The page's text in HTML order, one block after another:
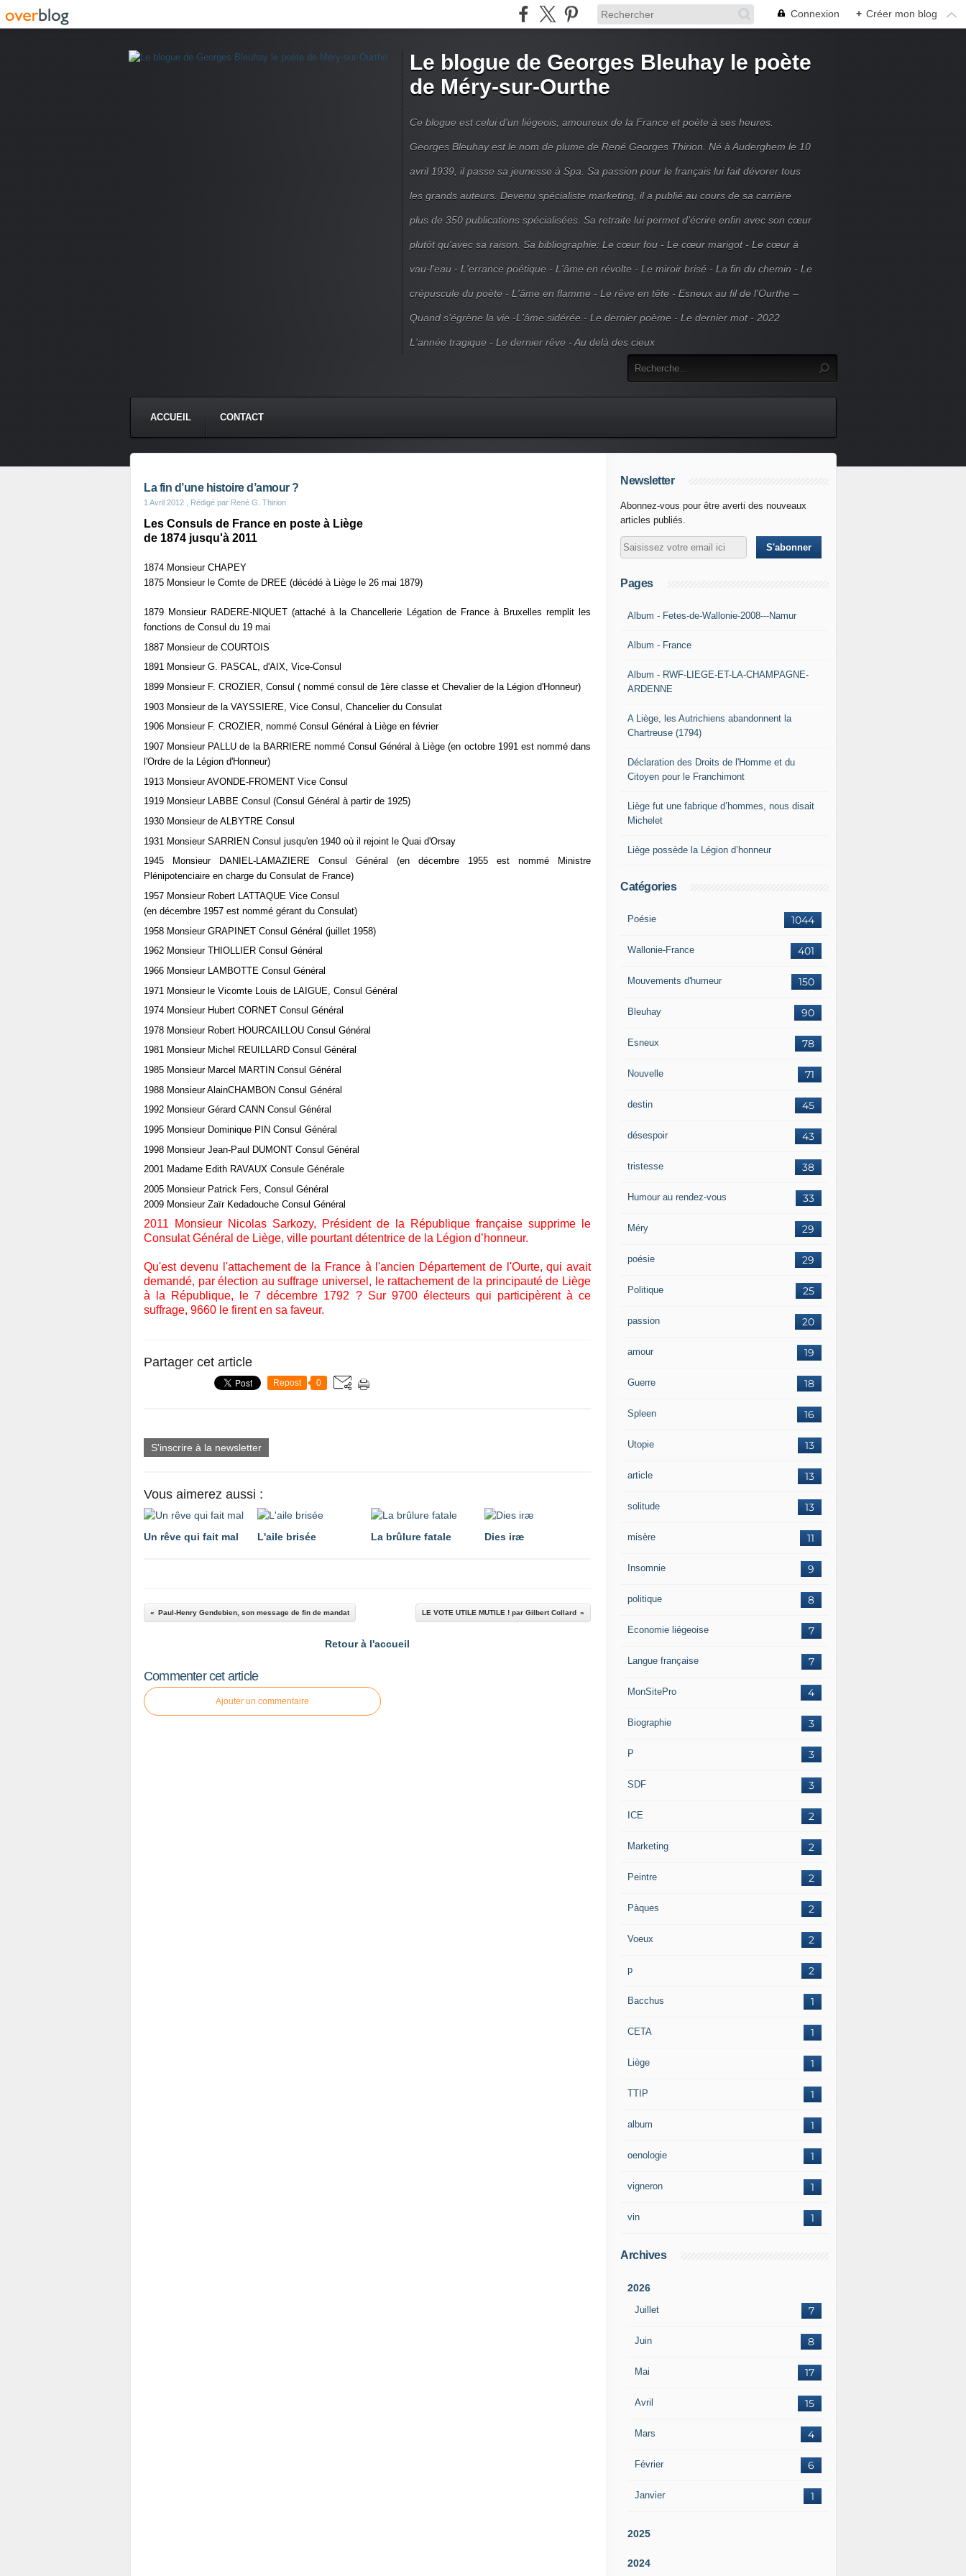
Connexion + Créer mon blog
Le blogue de Georges Bleuhay le poète
de Méry-sur-Ourthe
Ce blogue est celui d'un liégeois, amoureux de la France et poète à ses heures.
Georges Bleuhay est le nom de plume de René Georges Thirion. Né à Auderghem le 10
avril 1939, il passe sa jeunesse à Spa. Sa passion pour le français lui fait dévorer tous
les grands auteurs. Devenu spécialiste marketing, il a publié au cours de sa carrière
plus de 350 publications spécialisées. Sa retraite lui permet d’écrire enfin avec son cœur
plutôt qu'avec sa raison. Sa bibliographie: Le cœur fou - Le cœur marigot - Le cœur à
vau-l'eau - L'errance poétique - L'âme en révolte - Le miroir brisé - La fin du chemin - Le
crépuscule du poète - L'âme en flamme - Le rêve en tête - Esneux au fil de l'Ourthe –
Quand s’égrène la vie -L'âme sidérée.- Le dernier poème - Le dernier mot - 2022
L'année tragique - Le dernier rêve - Au delà des cieux
ACCUEIL CONTACT
La fin d’une histoire d’amour ?
1 Avril 2012 , Rédigé par René G. Thirion
Les Consuls de France en poste à Liège
de 1874 jusqu'à 2011
1874 Monsieur CHAPEY
1875 Monsieur le Comte de DREE (décédé à Liège le 26 mai 1879)
1879 Monsieur RADERE-NIQUET (attaché à la Chancellerie Légation de France à Bruxelles remplit les
fonctions de Consul du 19 mai
1887 Monsieur de COURTOIS
1891 Monsieur G. PASCAL, d'AIX, Vice-Consul
1899 Monsieur F. CROZIER, Consul ( nommé consul de 1ère classe et Chevalier de la Légion d'Honneur)
1903 Monsieur de la VAYSSIERE, Vice Consul, Chancelier du Consulat
1906 Monsieur F. CROZIER, nommé Consul Général à Liège en février
1907 Monsieur PALLU de la BARRIERE nommé Consul Général à Liège (en octobre 1991 est nommé dans
l'Ordre de la Légion d'Honneur)
1913 Monsieur AVONDE-FROMENT Vice Consul
1919 Monsieur LABBE Consul (Consul Général à partir de 1925)
1930 Monsieur de ALBYTRE Consul
1931 Monsieur SARRIEN Consul jusqu'en 1940 où il rejoint le Quai d'Orsay
1945 Monsieur DANIEL-LAMAZIERE Consul Général (en décembre 1955 est nommé Ministre
Plénipotenciaire en charge du Consulat de France)
1957 Monsieur Robert LATTAQUE Vice Consul
(en décembre 1957 est nommé gérant du Consulat)
1958 Monsieur GRAPINET Consul Général (juillet 1958)
1962 Monsieur THIOLLIER Consul Général
1966 Monsieur LAMBOTTE Consul Général
1971 Monsieur le Vicomte Louis de LAIGUE, Consul Général
1974 Monsieur Hubert CORNET Consul Général
1978 Monsieur Robert HOURCAILLOU Consul Général
1981 Monsieur Michel REUILLARD Consul Général
1985 Monsieur Marcel MARTIN Consul Général
1988 Monsieur AlainCHAMBON Consul Général
1992 Monsieur Gérard CANN Consul Général
1995 Monsieur Dominique PIN Consul Général
1998 Monsieur Jean-Paul DUMONT Consul Général
2001 Madame Edith RAVAUX Consule Générale
2005 Monsieur Patrick Fers, Consul Général
2009 Monsieur Zaïr Kedadouche Consul Général
2011 Monsieur Nicolas Sarkozy, Président de la République française supprime le
Consulat Général de Liège, ville pourtant détentrice de la Légion d’honneur.
Qu'est devenu l'attachement de la France à l'ancien Département de l'Ourte, qui avait
demandé, par élection au suffrage universel , le rattachement de la principauté de Liège
à la République,
le 7 décembre 1792 ? Sur 9700 électeurs qui participèrent à ce
suffrage, 9660 le firent en sa faveur.
Partager cet article
Repost 0
S'inscrire à la newsletter
Vous aimerez aussi :
Un rêve qui fait mal L'aile brisée La brûlure fatale Dies iræ
Paul-Henry Gendebien, son message de fin de mandat LE VOTE UTILE MUTILE ! par Gilbert Collard
Retour à l'accueil
Commenter cet article
Ajouter un commentaire
Newsletter
Abonnez-vous pour être averti des nouveaux
articles publiés.
Pages
Album - Fetes-de-Wallonie-2008---Namur
Album - France
Album - RWF-LIEGE-ET-LA-CHAMPAGNE-
ARDENNE
A Liège, les Autrichiens abandonnent la
Chartreuse (1794)
Déclaration des Droits de l'Homme et du
Citoyen pour le Franchimont
Liège fut une fabrique d’hommes, nous disait
Michelet
Liège possède la Légion d’honneur
Catégories
1044
Poésie
401
Wallonie-France
150
Mouvements d'humeur
90
Bleuhay
78
Esneux
71
Nouvelle
45
destin
43
désespoir
38
tristesse
33
Humour au rendez-vous
29
Méry
29
poésie
25
Politique
20
passion
19
amour
18
Guerre
16
Spleen
13
Utopie
13
article
13
solitude
11
misère
9
Insomnie
8
politique
7
Economie liégeoise
7
Langue française
4
MonSitePro
3
Biographie
3
P
3
SDF
2
ICE
2
Marketing
2
Peintre
2
Pàques
2
Voeux
2
p
1
Bacchus
1
CETA
1
Liège
1
TTIP
1
album
1
oenologie
1
vigneron
1
vin
Archives
2026
Juillet 7
Juin 8
Mai 17
Avril 15
Mars 4
Février 6
Janvier 1
2025
2024